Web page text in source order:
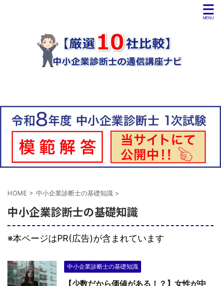
HOME > 中小企業診断士の基礎知識 >
中小企業診断士の基礎知識
※本ページはPR(広告)が含まれています
中小企業診断士の基礎知識
【少数だから価値がある！？】女性が中